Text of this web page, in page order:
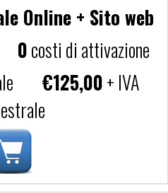
Online + Sito web
0costi di attivazione
€125,00+ IVA